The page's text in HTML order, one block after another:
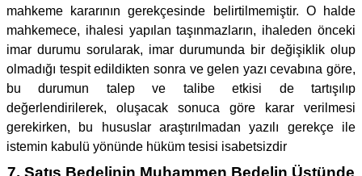
mahkeme kararının gerekçesinde belirtilmemiştir. O halde
mahkemece, ihalesi yapılan taşınmazların, ihaleden önceki
imar durumu sorularak, imar durumunda bir değişiklik olup
olmadığı tespit edildikten sonra ve gelen yazı cevabına göre,
bu durumun talep ve talibe etkisi de tartışılıp
değerlendirilerek, oluşacak sonuca göre karar verilmesi
gerekirken, bu hususlar araştırılmadan yazılı gerekçe ile
istemin kabulü yönünde hüküm tesisi isabetsizdir
7. Satış Bedelinin Muhammen Bedelin Üstünde